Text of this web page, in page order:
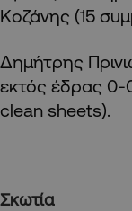
Κοζάνης (15
Δημήτρης
εκτός έδρας 0-
clean sheets).
Σκωτία